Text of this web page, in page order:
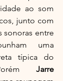
ao som
junto com
sonoras entre
uma
típica do